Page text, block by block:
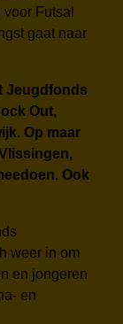
Futsal
gaat naar
Jeugdfonds
Out,
Op maar
Ook
weer in om
en jongeren
en